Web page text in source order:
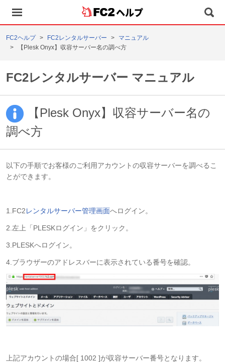
ヘルプ
FC2ヘルプ FC2レンタルサーバー
マニュアル
【Plesk Onyx】収容サーバー名の調べ方
FC2レンタルサーバー マニュアル
【Plesk Onyx】収容サーバー名の
調べ方
以下の手順でお客様のご利用アカウントの収容サーバーを調べるこ
とができます。
1.FC2レンタルサーバー管理画面へログイン。
2.左上「PLESKログイン」をクリック。
3.PLESKへログイン。
4.ブラウザーのアドレスバーに表示されている番号を確認。
上記アカウントの場合[ 1002 ]が収容サーバー番号となります。